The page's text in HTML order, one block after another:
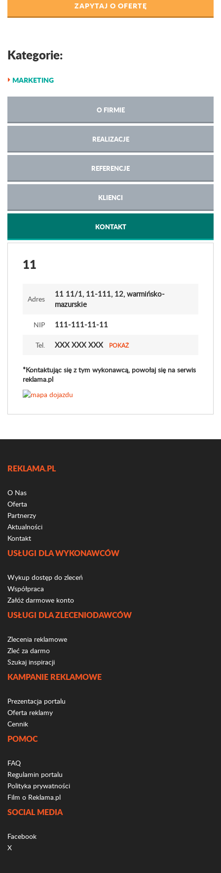
ZAPYTAJ O OFERTĘ
Kategorie:
MARKETING
O FIRMIE
REALIZACJE
REFERENCJE
KLIENCI
KONTAKT
11
Adres
11 11/1, 11-111, 12, warmińsko-
mazurskie
NIP 111-111-11-11
Tel. XXX XXX XXX POKAŻ
*Kontaktując się z tym wykonawcą, powołaj się na serwis
reklama.pl
REKLAMA.PL
O Nas
Oferta
Partnerzy
Aktualności
Kontakt
USŁUGI DLA WYKONAWCÓW
Wykup dostęp do zleceń
Współpraca
Załóż darmowe konto
USŁUGI DLA ZLECENIODAWCÓW
Zlecenia reklamowe
Zleć za darmo
Szukaj inspiracji
KAMPANIE REKLAMOWE
Prezentacja portalu
Oferta reklamy
Cennik
POMOC
FAQ
Regulamin portalu
Polityka prywatności
Film o Reklama.pl
SOCIAL MEDIA
Facebook
X